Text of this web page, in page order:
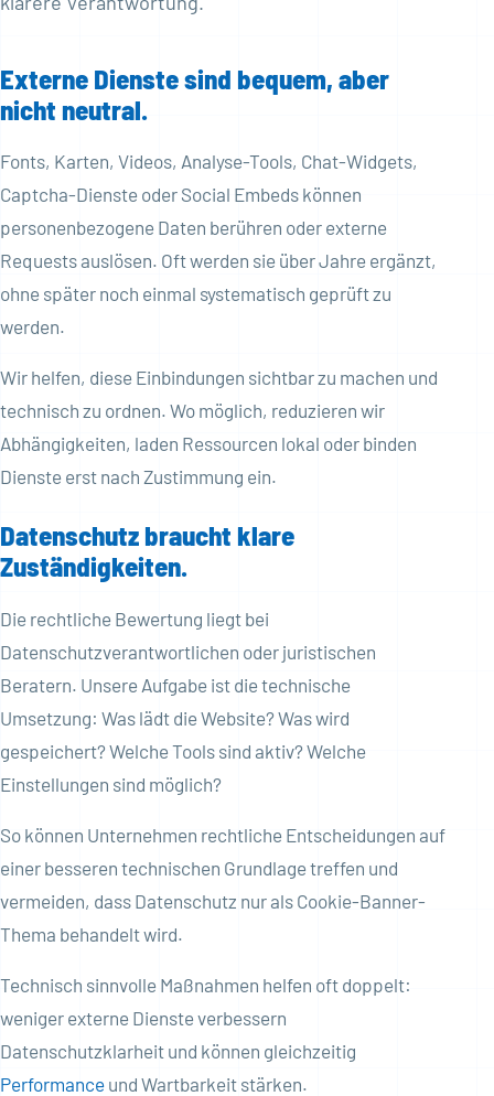
Externe Dienste sind bequem, aber
nicht neutral.
Fonts, Karten, Videos, Analyse-Tools, Chat-Widgets,
Captcha-Dienste oder Social Embeds können
personenbezogene Daten berühren oder externe
Requests auslösen. Oft werden sie über Jahre ergänzt,
ohne später noch einmal systematisch geprüft zu
werden.
Wir helfen, diese Einbindungen sichtbar zu machen und
technisch zu ordnen. Wo möglich, reduzieren wir
Abhängigkeiten, laden Ressourcen lokal oder binden
Dienste erst nach Zustimmung ein.
Datenschutz braucht klare
Zuständigkeiten.
Die rechtliche Bewertung liegt bei
Datenschutzverantwortlichen oder juristischen
Beratern. Unsere Aufgabe ist die technische
Umsetzung: Was lädt die Website? Was wird
gespeichert? Welche Tools sind aktiv? Welche
Einstellungen sind möglich?
So können Unternehmen rechtliche Entscheidungen auf
einer besseren technischen Grundlage treffen und
vermeiden, dass Datenschutz nur als Cookie-Banner-
Thema behandelt wird.
Technisch sinnvolle Maßnahmen helfen oft doppelt:
weniger externe Dienste verbessern
Datenschutzklarheit und können gleichzeitig
Performance und Wartbarkeit stärken.